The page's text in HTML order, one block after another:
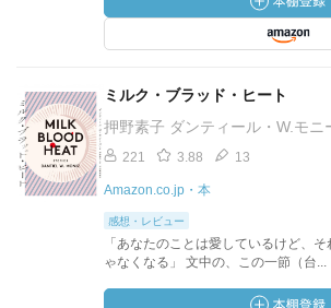
ミルク・ブラッド・ヒート
押野素子 ダンティール・W.モニ
221 3.88 13
Amazon.co.jp・本
感想・レビュー
「あなたのことは愛しているけど、
ゃなくなる」 文中の、この一節（台...